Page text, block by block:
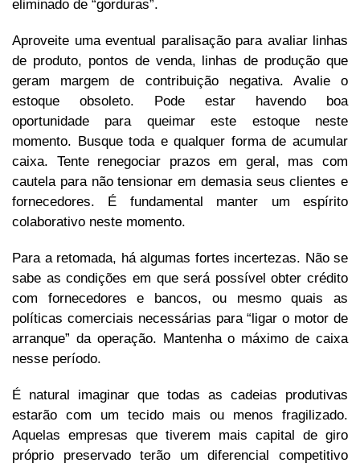
eliminado de “gorduras”.
Aproveite uma eventual paralisação para avaliar linhas
de produto, pontos de venda, linhas de produção que
geram margem de contribuição negativa. Avalie o
estoque obsoleto. Pode estar havendo boa
oportunidade para queimar este estoque neste
momento. Busque toda e qualquer forma de acumular
caixa. Tente renegociar prazos em geral, mas com
cautela para não tensionar em demasia seus clientes e
fornecedores. É fundamental manter um espírito
colaborativo neste momento.
Para a retomada, há algumas fortes incertezas. Não se
sabe as condições em que será possível obter crédito
com fornecedores e bancos, ou mesmo quais as
políticas comerciais necessárias para “ligar o motor de
arranque” da operação. Mantenha o máximo de caixa
nesse período.
É natural imaginar que todas as cadeias produtivas
estarão com um tecido mais ou menos fragilizado.
Aquelas empresas que tiverem mais capital de giro
próprio preservado terão um diferencial competitivo